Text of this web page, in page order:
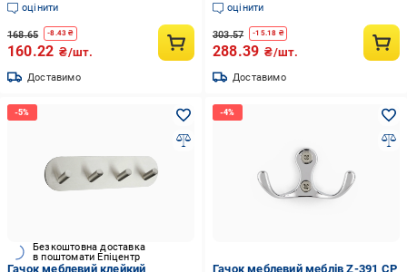
оцінити
168.65 -8.43 ₴
160.22 ₴/шт.
Доставимо
оцінити
303.57 -15.18 ₴
288.39 ₴/шт.
Доставимо
Безкоштовна доставка
в поштомати Епіцентр
Гачок меблевий клейкий
Гачок меблевий меблів Z-391 CP